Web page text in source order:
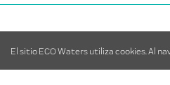
© NWP – New
El sitio ECO Waters utiliza cookies. Al